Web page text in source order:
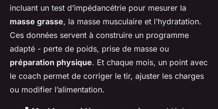
incluant un test d’impédancétrie pour mesurer la
masse grasse, la masse musculaire et l’hydratation.
Ces données servent à construire un programme
adapté - perte de poids, prise de masse ou
préparation physique. Et chaque mois, un point avec
le coach permet de corriger le tir, ajuster les charges
ou modifier l’alimentation.